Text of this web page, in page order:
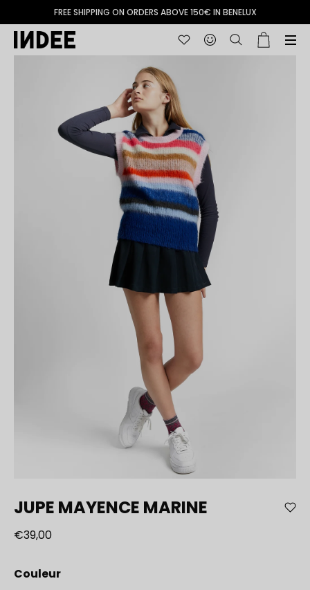
FREE SHIPPING ON ORDERS ABOVE 150€ IN BENELUX
JUPE MAYENCE MARINE
€39,00
Couleur